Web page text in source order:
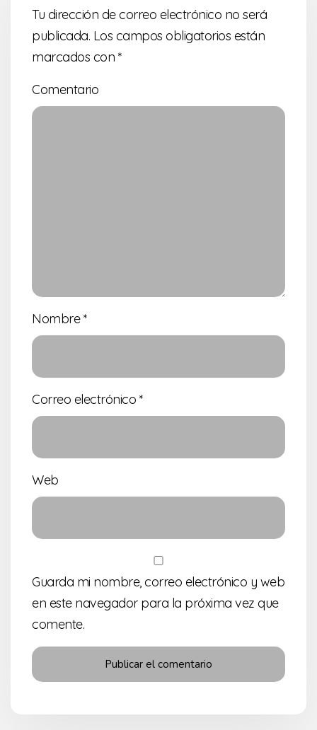
Tu dirección de correo electrónico no será
publicada. Los campos obligatorios están
marcados con *
Comentario
Nombre*
Correo electrónico *
Web
Guarda mi nombre, correo electrónico y web
en este navegador para la próxima vez que
comente.